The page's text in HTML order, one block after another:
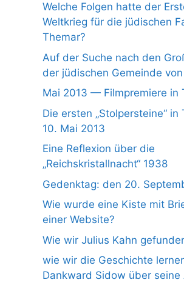
Welche Folgen hatte der
Weltkrieg für die jüdischen
Themar?
Auf der Suche nach den
der jüdischen Gemeinde
Mai 2013 — Filmpremiere in
Die ersten „Stolpersteine“ in
10. Mai 2013
Eine Reflexion über die
„Reichskristallnacht“ 1938
Gedenktag: den 20.
Wie wurde eine Kiste mit
einer Website?
Wie wir Julius Kahn
wie wir die Geschichte
Dankward Sidow über seine